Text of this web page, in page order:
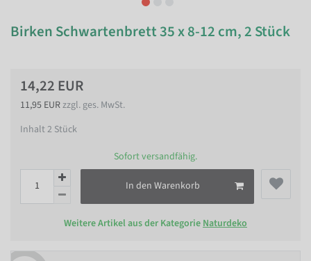
Birken Schwartenbrett 35 x 8-12 cm, 2 Stück
14,22 EUR
11,95 EURzzgl. ges. MwSt.
Inhalt2 Stück
Sofort versandfähig.
In den Warenkorb
Weitere Artikel aus der Kategorie Naturdeko